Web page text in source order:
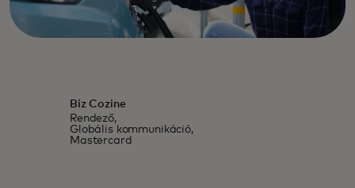
Biz Cozine
Rendező,
Globális kommunikáció,
Mastercard